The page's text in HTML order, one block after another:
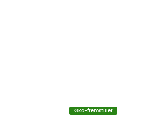
Øko-fremstillet